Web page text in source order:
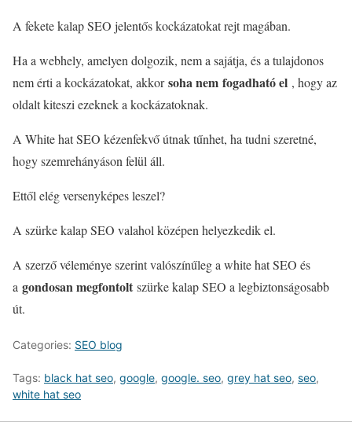
A fekete kalap SEO jelentős kockázatokat rejt magában.
Ha a webhely, amelyen dolgozik, nem a sajátja, és a tulajdonos
nem érti a kockázatokat, akkorsoha nem fogadható el , hogy az
oldalt kiteszi ezeknek a kockázatoknak.
A White hat SEO kézenfekvő útnak tűnhet, ha tudni szeretné,
hogy szemrehányáson felül áll.
Ettől elég versenyképes leszel?
A szürke kalap SEO valahol középen helyezkedik el.
A szerző véleménye szerint valószínűleg a white hat SEO és
a gondosan megfontolt szürke kalap SEO a legbiztonságosabb
út.
Categories: SEO blog
Tags: black hat seo, google, google. seo, grey hat seo, seo,
white hat seo